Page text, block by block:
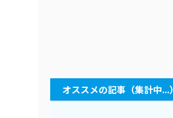
オススメの記事（集計中...）